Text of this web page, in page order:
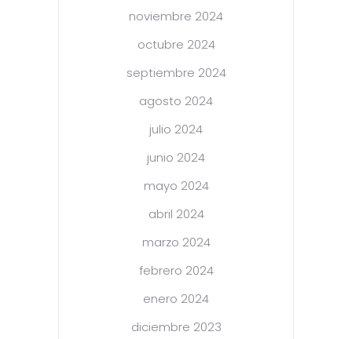
noviembre 2024
octubre 2024
septiembre 2024
agosto 2024
julio 2024
junio 2024
mayo 2024
abril 2024
marzo 2024
febrero 2024
enero 2024
diciembre 2023